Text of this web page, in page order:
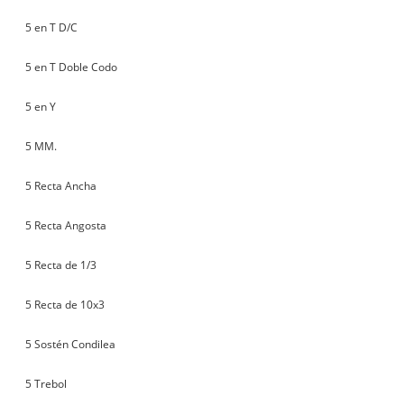
5 en T D/C
5 en T Doble Codo
5 en Y
5 MM.
5 Recta Ancha
5 Recta Angosta
5 Recta de 1/3
5 Recta de 10x3
5 Sostén Condilea
5 Trebol